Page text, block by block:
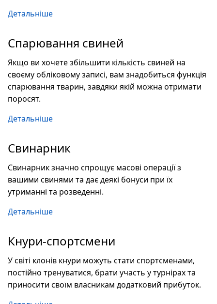
Детальніше
Спарювання свиней
Якщо ви хочете збільшити кількість свиней на
своєму обліковому записі, вам знадобиться функція
спарювання тварин, завдяки якій можна отримати
поросят.
Детальніше
Свинарник
Свинарник значно спрощує масові операції з
вашими свинями та дає деякі бонуси при їх
утриманні та розведенні.
Детальніше
Кнури-спортсмени
У світі клонів кнури можуть стати спортсменами,
постійно тренуватися, брати участь у турнірах та
приносити своїм власникам додатковий прибуток.